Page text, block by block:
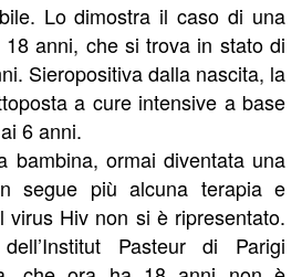
Lo dimostra il caso di una
anni, che si trova in stato di
Sieropositiva dalla nascita, la
a cure intensive a base
6 anni.
bambina, ormai diventata una
segue più alcuna terapia e
virus Hiv non si è ripresentato.
Pasteur di Parigi